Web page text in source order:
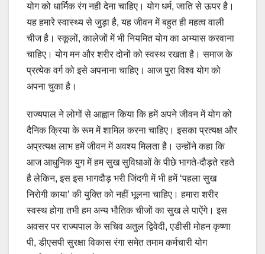
योग को धार्मिक रंग नही देना चाहिए। योग धर्म, जाति से ऊपर है।
यह हमारे स्वास्थ्य से जुड़ा है, यह जीवन में बहुत ही महत्व वाली
चीज है। स्कूलों, कालेजों में भी नियमित योग का अभ्यास करवाना
चाहिए। योग मन और शरीर दोनों को स्वस्थ रखता है। समाज के
प्रत्येक वर्ग को इसे अपनाना चाहिए। आज पुरा विश्व योग को
अपना चुका है।
राज्यपाल ने लोगों से आह्वान किया कि हमें अपने जीवन में योग को
दैनिक क्रिया के रूम में शामिल करना चाहिए। इसका प्रत्यक्ष और
अप्रत्यक्ष लाभ हमें जीवन में अवश्य मिलता है। उन्होंने कहा कि
आज आधुनिक युग में हम सुख सुविधाओं के पीछे भागते-दौड़ते रहते
है लेकिन, इस इस भागदौड़ भरी जिंदगी में भी हमें ‘पहला सुख
निरोगी काया’ की युक्ति को नहीं भूलना चाहिए। हमारा शरीर
स्वस्थ होगा तभी हम अन्य भौतिक चीजों का सुख ले पाऐंगे। इस
अवसर पर राज्यपाल के सचिव अतुल द्विवेदी, एडीसी मोहन कृष्णा
पी, डीएसपी सुरक्षा विकास रंगा समेत तमाम कर्मचारी योग